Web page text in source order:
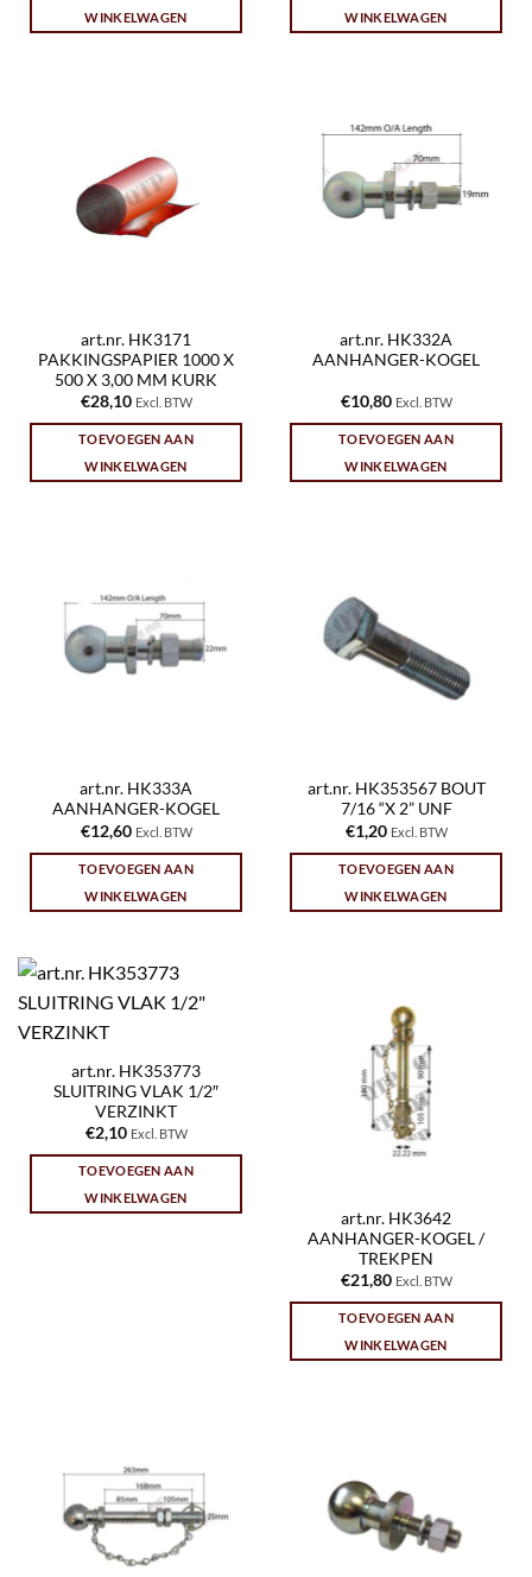
WINKELWAGEN WINKELWAGEN
art.nr. HK3171
PAKKINGSPAPIER 1000 X
500 X 3,00 MM KURK
€28,10 Excl. BTW
TOEVOEGEN AAN
WINKELWAGEN
art.nr. HK332A
AANHANGER-KOGEL
€10,80 Excl. BTW
TOEVOEGEN AAN
WINKELWAGEN
art.nr. HK333A
AANHANGER-KOGEL
€12,60 Excl. BTW
TOEVOEGEN AAN
WINKELWAGEN
art.nr. HK353567 BOUT
7/16 “X 2” UNF
€1,20 Excl. BTW
TOEVOEGEN AAN
WINKELWAGEN
art.nr. HK353773
SLUITRING VLAK 1/2″
VERZINKT
€2,10 Excl. BTW
TOEVOEGEN AAN
WINKELWAGEN
art.nr. HK3642
AANHANGER-KOGEL /
TREKPEN
€21,80 Excl. BTW
TOEVOEGEN AAN
WINKELWAGEN